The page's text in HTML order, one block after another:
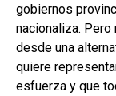
gobiernos
nacionaliza. Pero
desde una
quiere
esfuerza y que